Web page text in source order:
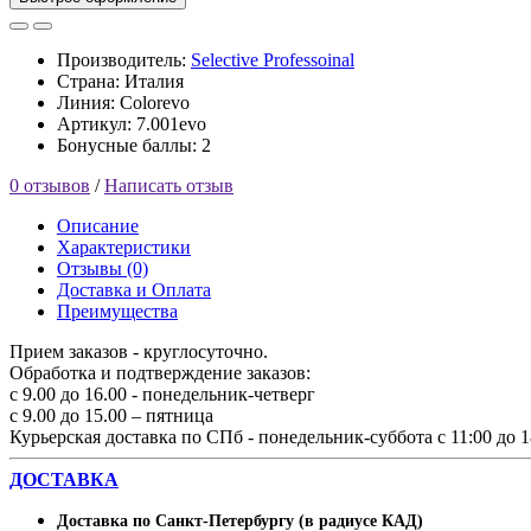
Производитель: Selective Professoinal
Страна: Италия
Линия: Colorevo
Артикул: 7.001evo
Бонусные баллы: 2
0 отзывов /Написать отзыв
Описание
Характеристики
Отзывы (0)
Доставка и Оплата
Преимущества
Прием заказов - круглосуточно.
Обработка и подтверждение заказов:
с 9.00 до 16.00 - понедельник-четверг
с 9.00 до 15.00 – пятница
Курьерская доставка по СПб - понедельник-суббота с 11:00 до
ДОСТАВКА
Доставка по Санкт-Петербургу (в радиусе КАД)